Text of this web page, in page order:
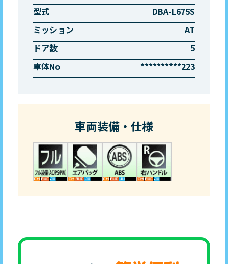
型式
DBA-L675S
ミッション
AT
ドア数
5
車体No
**********223
車両装備・仕様